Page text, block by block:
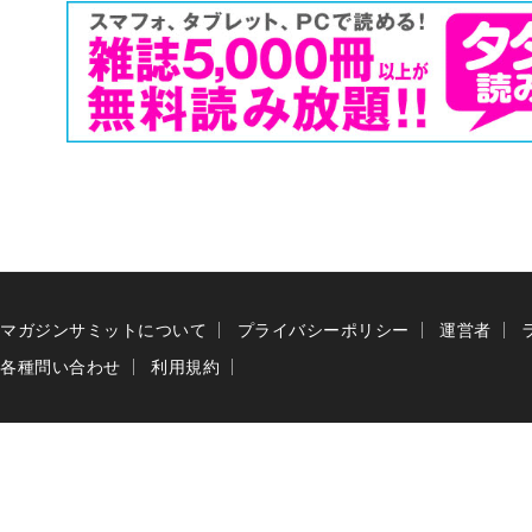
マガジンサミットについて プライバシーポリシー 運営者
各種問い合わせ
利用規約